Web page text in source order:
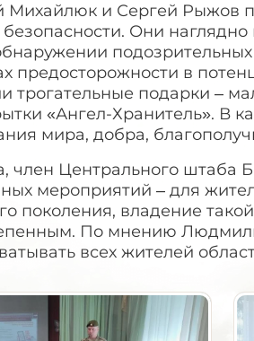
Михайлюк и Сергей Рыжов
Они
предосторожности в
трогательные подарки –
«Ангел-Хранитель». В
мира, добра,
Центрального штаба
мероприятий – для
поколения, владение
По мнению
всех жителей